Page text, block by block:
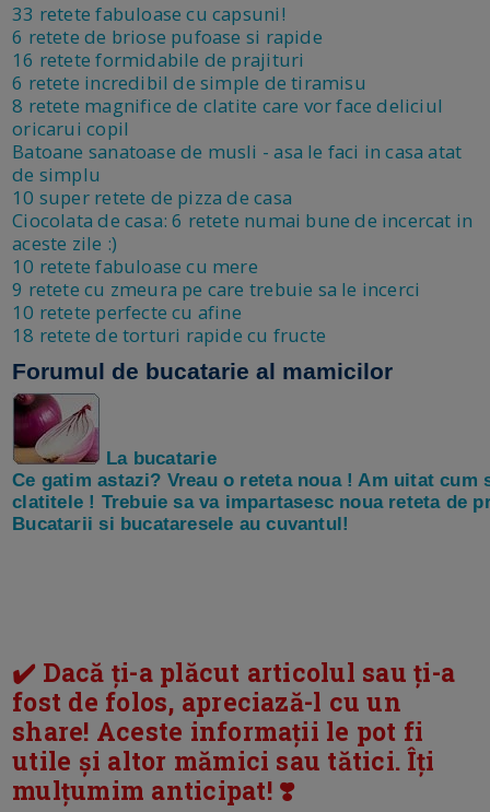
33 retete fabuloase cu capsuni!
6 retete de briose pufoase si rapide
16 retete formidabile de prajituri
6 retete incredibil de simple de tiramisu
8 retete magnifice de clatite care vor face deliciul
oricarui copil
Batoane sanatoase de musli - asa le faci in casa atat
de simplu
10 super retete de pizza de casa
Ciocolata de casa: 6 retete numai bune de incercat in
aceste zile :)
10 retete fabuloase cu mere
9 retete cu zmeura pe care trebuie sa le incerci
10 retete perfecte cu afine
18 retete de torturi rapide cu fructe
Forumul de bucatarie al mamicilor
La bucatarie
Ce gatim astazi? Vreau o reteta noua ! Am uitat cum
clatitele ! Trebuie sa va impartasesc noua reteta de
Bucatarii si bucataresele au cuvantul!
✔️ Dacă ți-a plăcut articolul sau ți-a
fost de folos, apreciază-l cu un
share! Aceste informații le pot fi
utile și altor mămici sau tătici. Îți
mulțumim anticipat! ❣️